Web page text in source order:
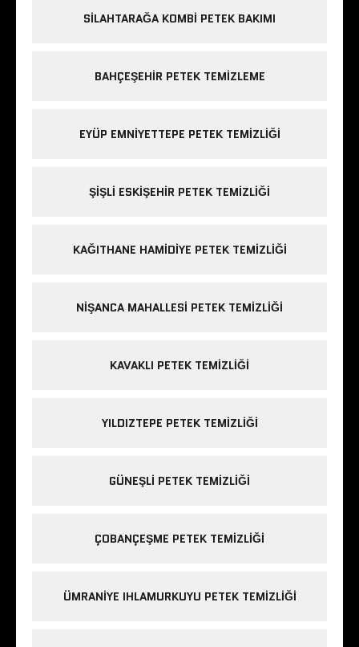
SILAHTARAĞA KOMBI PETEK BAKIMI
BAHÇEŞEHIR PETEK TEMIZLEME
EYÜP EMNIYETTEPE PETEK TEMIZLIĞI
ŞIŞLI ESKIŞEHIR PETEK TEMIZLIĞI
KAĞITHANE HAMIDIYE PETEK TEMIZLIĞI
NIŞANCA MAHALLESI PETEK TEMIZLIĞI
KAVAKLI PETEK TEMIZLIĞI
YILDIZTEPE PETEK TEMIZLIĞI
GÜNEŞLI PETEK TEMIZLIĞI
ÇOBANÇEŞME PETEK TEMIZLIĞI
ÜMRANIYE IHLAMURKUYU PETEK TEMIZLIĞI